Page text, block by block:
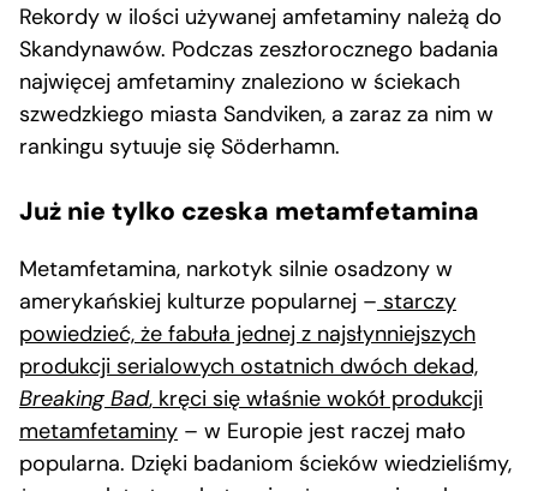
Rekordy w ilości używanej amfetaminy należą do
Skandynawów. Podczas zeszłorocznego badania
najwięcej amfetaminy znaleziono w ściekach
szwedzkiego miasta Sandviken, a zaraz za nim w
rankingu sytuuje się Söderhamn.
Już nie tylko czeska metamfetamina
Metamfetamina, narkotyk silnie osadzony w
amerykańskiej kulturze popularnej – starczy
powiedzieć, że fabuła jednej z najsłynniejszych
produkcji serialowych ostatnich dwóch dekad,
Breaking Bad, kręci się właśnie wokół produkcji
metamfetaminy – w Europie jest raczej mało
popularna. Dzięki badaniom ścieków wiedzieliśmy,